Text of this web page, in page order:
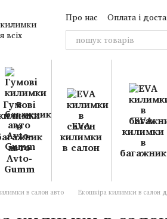
контенту
Про нас Оплата і
Гумові
в
авто
Avto-
Gumm
EVA
килимки
в салон
EVA
килимки
в
багажник
в салон авто Екошкіра килимки в салон